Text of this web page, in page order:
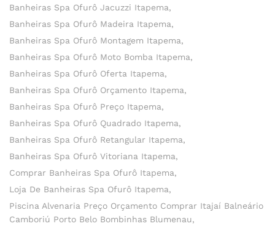
Banheiras Spa Ofurô Jacuzzi Itapema
Banheiras Spa Ofurô Madeira Itapema
Banheiras Spa Ofurô Montagem Itapema
Banheiras Spa Ofurô Moto Bomba Itapema
Banheiras Spa Ofurô Oferta Itapema
Banheiras Spa Ofurô Orçamento Itapema
Banheiras Spa Ofurô Preço Itapema
Banheiras Spa Ofurô Quadrado Itapema
Banheiras Spa Ofurô Retangular Itapema
Banheiras Spa Ofurô Vitoriana Itapema
Comprar Banheiras Spa Ofurô Itapema
Loja De Banheiras Spa Ofurô Itapema
Piscina Alvenaria Preço Orçamento Comprar Itajaí Balneário
Camboriú Porto Belo Bombinhas Blumenau